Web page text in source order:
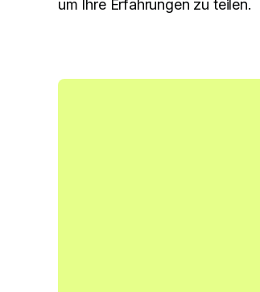
um Ihre Erfahrungen zu teilen.